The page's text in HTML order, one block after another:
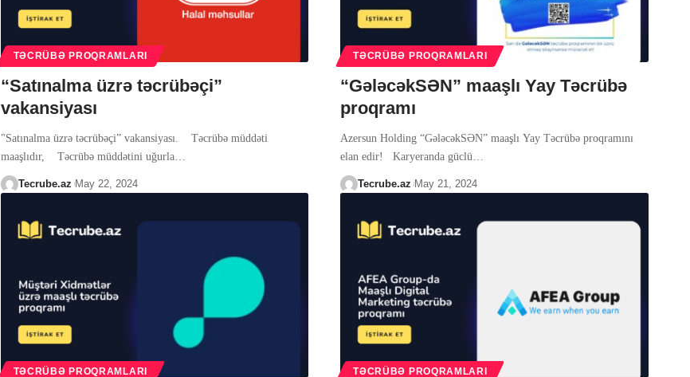
TƏCRÜBƏ PROQRAMLARI
“Satınalma üzrə təcrübəçi”
vakansiyası
"Satınalma üzrə təcrübəçi” vakansiyası. Təcrübə müddəti
maaşlıdır, Təcrübə müddətini uğurla…
Tecrube.az May 22, 2024
TƏCRÜBƏ PROQRAMLARI
“GələcəkSƏN” maaşlı Yay Təcrübə
proqramı
Azersun Holding “GələcəkSƏN” maaşlı Yay Təcrübə proqramını
elan edir! Karyeranda güclü
Tecrube.az May 21, 2024
TƏCRÜBƏ PROQRAMLARI TƏCRÜBƏ PROQRAMLARI